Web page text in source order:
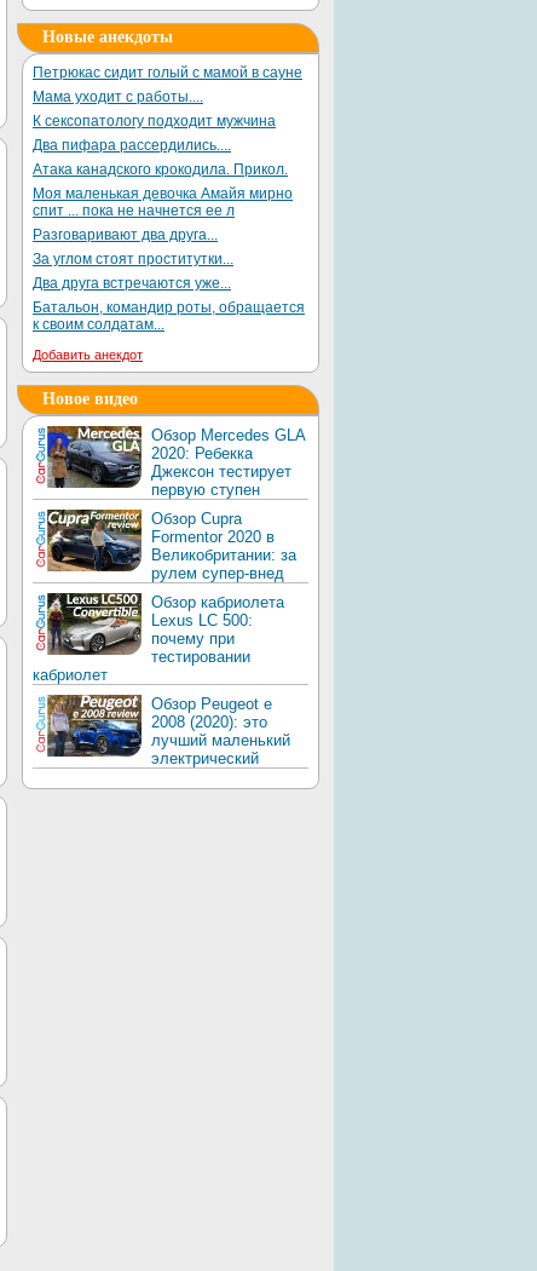
Новые анекдоты
Петрюкас сидит голый с мамой в сауне
Мама уходит с работы....
К сексопатологу подходит мужчина
Два пифара рассердились....
Атака канадского крокодила. Прикол.
Моя маленькая девочка Амайя мирно
спит ... пока не начнется ее л
Разговаривают два друга...
За углом стоят проститутки...
Два друга встречаются уже...
Батальон, командир роты, обращается
к своим солдатам...
Добавить анекдот
Новое видео
Обзор Mercedes GLA
2020: Ребекка
Джексон тестирует
первую ступен
Обзор Cupra
Formentor 2020 в
Великобритании: за
рулем супер-внед
Обзор кабриолета
Lexus LC 500:
почему при
тестировании
кабриолет
Обзор Peugeot e
2008 (2020): это
лучший маленький
электрический